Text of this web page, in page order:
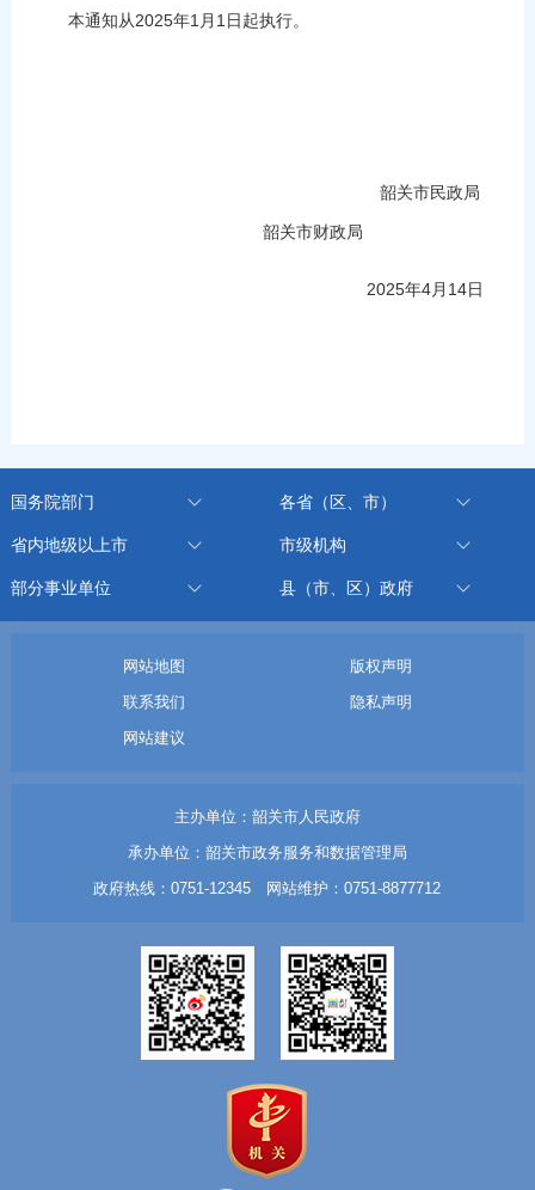
本通知从2025年1月1日起执行。
韶关市民政局
韶关市财政局
2025年4月14日
国务院部门 各省（区、市）
省内地级以上市 市级机构
部分事业单位 县（市、区）政府
网站地图
版权声明
联系我们
隐私声明
网站建议
主办单位：韶关市人民政府
承办单位：韶关市政务服务和数据管理局
政府热线：0751-12345 网站维护：0751-8877712